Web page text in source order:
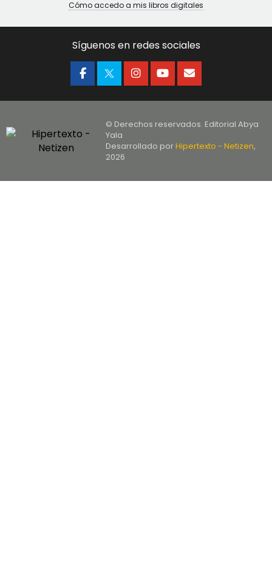
Cómo accedo a mis libros digitales
Síguenos en redes sociales
© Derechos reservados. Editorial Abya
Yala
Desarrollado porHipertexto - Netizen,
2026